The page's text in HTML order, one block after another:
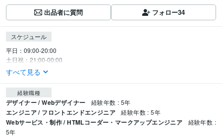
出品者に質問 フォロー34
スケジュール
平日：09:00-20:00
土日祝：21:00-00:00
すべて見る
経験職種
デザイナー / Webデザイナー 経験年数 : 5年
エンジニア / フロントエンドエンジニア 経験年数 : 5年
Webサービス・制作 / HTMLコーダー・マークアップエンジニア
経験年数 :
5年